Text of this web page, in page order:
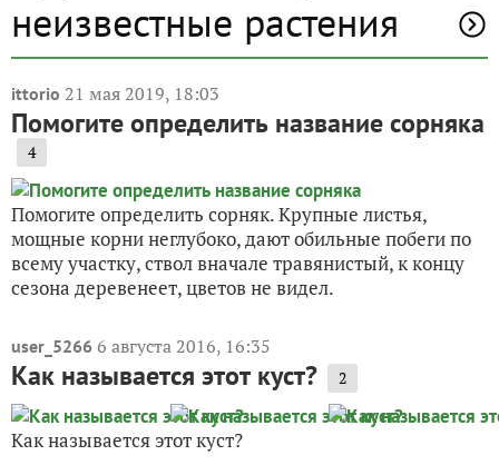
неизвестные растения
ittorio 21 мая 2019, 18:03
Помогите определить название сорняка
4
Помогите определить сорняк. Крупные листья,
мощные корни неглубоко, дают обильные побеги по
всему участку, ствол вначале травянистый, к концу
сезона деревенеет, цветов не видел.
user_5266 6 августа 2016, 16:35
Как называется этот куст? 2
Как называется этот куст?